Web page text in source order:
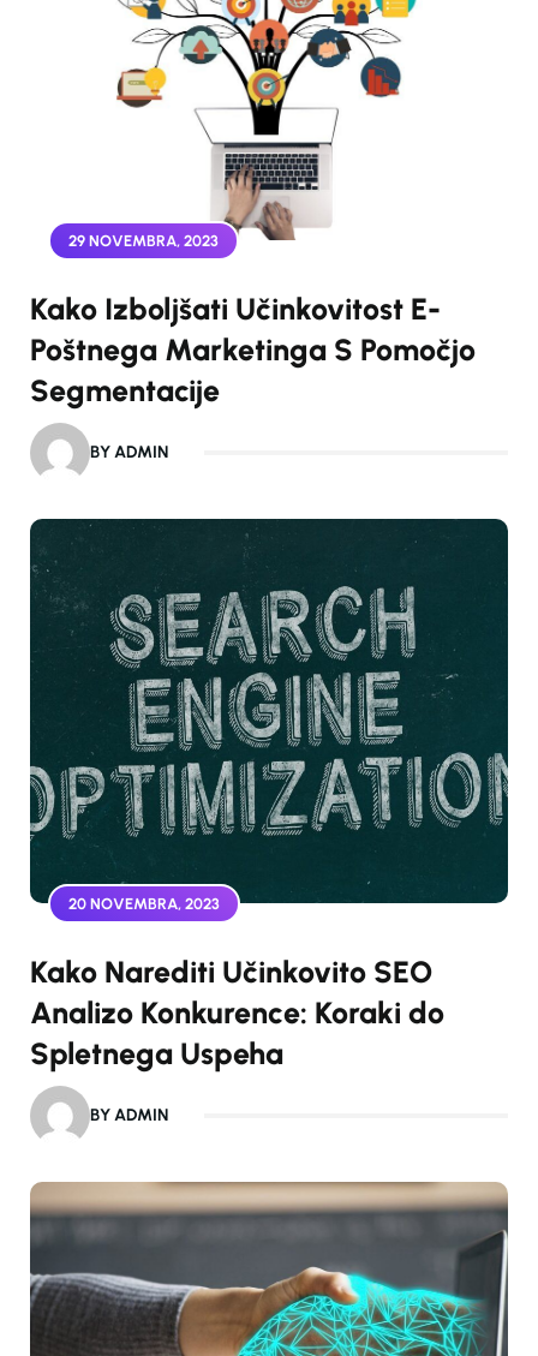
29 NOVEMBRA, 2023
Kako Izboljšati Učinkovitost E-
Poštnega Marketinga S Pomočjo
Segmentacije
BY ADMIN
20 NOVEMBRA, 2023
Kako Narediti Učinkovito SEO
Analizo Konkurence: Koraki do
Spletnega Uspeha
BY ADMIN